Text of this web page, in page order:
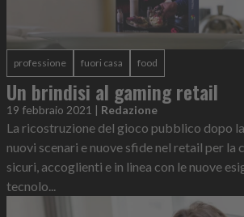
professione fuori casa food
Un brindisi al gaming retail
19 febbraio 2021 | Redazione
La ricostruzione del gioco pubblico dopo
nuovi scenari e nuove sfide nel retail per la
sicuri, accoglienti e in linea con le nuove
tecnolo...